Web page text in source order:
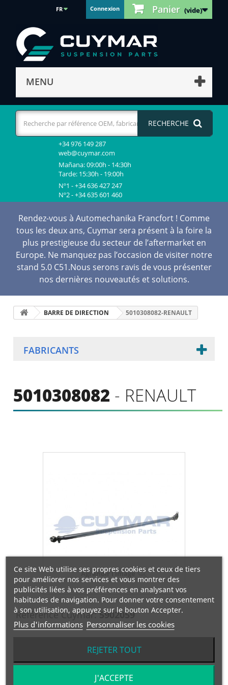
Panier (vide)
Connexion
FR
MENU
RECHERCHE
+34 976 149 287
web@cuymar.com
Mañana: 09:00h - 14:30h
Tarde: 15:30h - 19:00h
Nº1 - +34 636 427 247
Nº2 - +34 635 601 460
Rendez-vous à Automechanika Francfort ! Comme
tous les deux ans, Cuymar sera présent à la foire la
plus prestigieuse du secteur de l’aftermarket en
Europe. Ne manquez pas l’occasion de visiter notre
stand 5.0 C51.Nous serons ravis de vous présenter
nos dernières nouveautés et solutions.
BARRE DE DIRECTION 5010308082-RENAULT
FABRICANTS
5010308082 - RENAULT
Agrandir l'image
Référence Cuymar: 5902059
Ce site Web utilise ses propres cookies et ceux de tiers
pour améliorer nos services et vous montrer des
publicités liées à vos préférences en analysant vos
habitudes de navigation. Pour donner votre consentement
à son utilisation, appuyez sur le bouton Accepter.
Plus d'informations Personnaliser les cookies
REJETER TOUT
J'ACCEPTE